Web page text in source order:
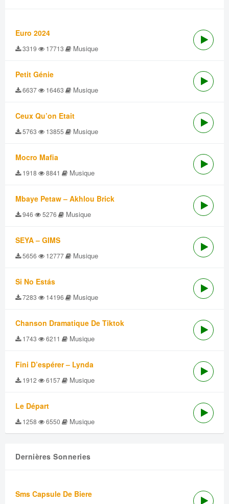
Euro 2024
3319 17713 Musique
Petit Génie
6637 16463 Musique
Ceux Qu’on Etait
5763 13855 Musique
Mocro Mafia
1918 8841 Musique
Mbaye Petaw – Akhlou Brick
946 5276 Musique
SEYA – GIMS
5656 12777 Musique
Si No Estás
7283 14196 Musique
Chanson Dramatique De Tiktok
1743 6211 Musique
Fini D’espérer – Lynda
1912 6157 Musique
Le Départ
1258 6550 Musique
Dernières Sonneries
Sms Capsule De Biere